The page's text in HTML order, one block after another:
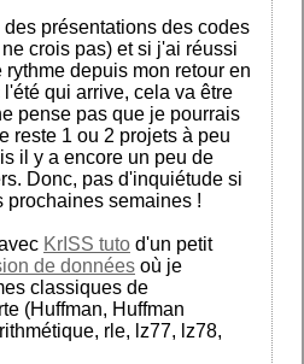
présentations des codes
crois pas) et si j'ai réussi
depuis mon retour en
qui arrive, cela va être
pense pas que je pourrais
reste 1 ou 2 projets à peu
il y a encore un peu de
Donc, pas d'inquiétude si
prochaines semaines !
KrISS tuto d'un petit
de données où je
classiques de
(Huffman, Huffman
rle, lz77, lz78,